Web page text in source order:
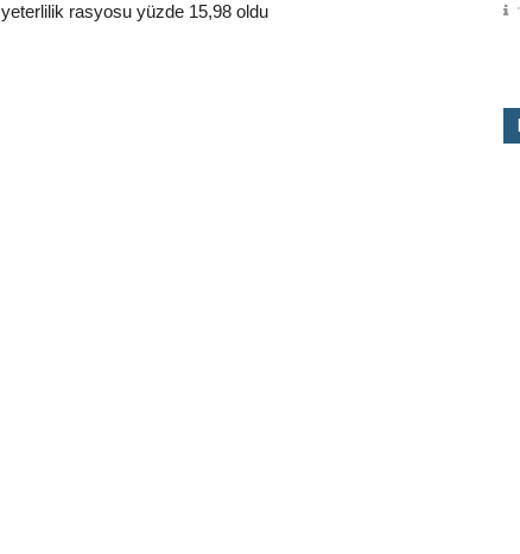
yeterlilik rasyosu yüzde 15,98 oldu